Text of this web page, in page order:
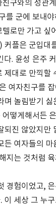
구와의 성관
를 군에 보내
로만 가고 싶
커플은 군입대
다. 윤성 은주
제대로 만끽할
여자친구를
며 놀림받기 싫
떻게해서든
되진 않았지만
든 여자들의 마
지는 것처럼
경험이었고,
세상 그 누구